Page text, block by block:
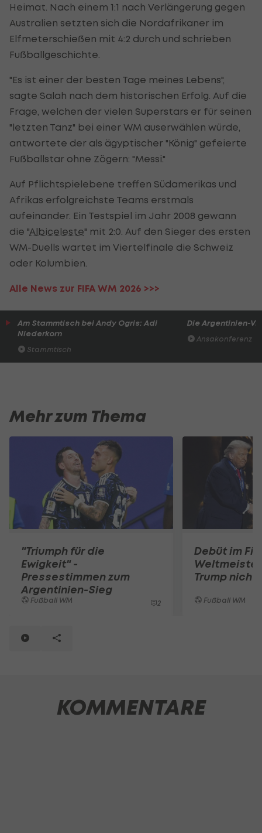
Heimat. Nach einem 1:1 nach Verlängerung gegen
Australien setzten sich die Nordafrikaner im
Elfmeterschießen mit 4:2 durch und schrieben
Fußballgeschichte.
"Es ist einer der besten Tage meines Lebens",
sagte Salah nach dem historischen Erfolg. Auf die
Frage, welchen der vielen Superstars er für seinen
"letzten Tanz" bei einer WM auserwählen würde,
antwortete der als ägyptischer "König" gefeierte
Fußballstar ohne Zögern: "Messi."
Auf Pflichtspielebene treffen Südamerikas und
Afrikas erfolgreichste Teams erstmals
aufeinander. Ein Testspiel im Jahr 2008 gewann
die "Albiceleste" mit 2:0. Auf den Sieger des ersten
WM-Duells wartet im Viertelfinale die Schweiz
oder Kolumbien.
Alle News zur FIFA WM 2026 >>>
Am Stammtisch bei Andy Ogris: Adi
Niederkorn
Stammtisch
Die Argentinien-
Ansakonferenz
Mehr zum Thema
"Triumph für die
Ewigkeit" -
Pressestimmen zum
Argentinien-Sieg
Fußball WM 2
Debüt im
Trump nicht
Fußball WM
KOMMENTARE